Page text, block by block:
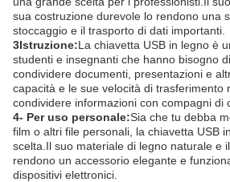
sua costruzione durevole lo rendono una
stoccaggio e il trasporto di dati importanti.
3Istruzione:La chiavetta USB in legno è
studenti e insegnanti che hanno bisogno
condividere documenti, presentazioni e
capacità e le sue velocità di trasferimento
condividere informazioni con compagni di
4- Per uso personale:Sia che tu debba
film o altri file personali, la chiavetta USB
scelta.Il suo materiale di legno naturale e
rendono un accessorio elegante e
dispositivi elettronici.